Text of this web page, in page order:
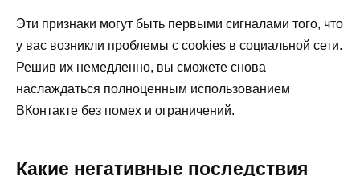
Эти признаки могут быть первыми сигналами того, что
у вас возникли проблемы с cookies в социальной сети.
Решив их немедленно, вы сможете снова
наслаждаться полноценным использованием
ВКонтакте без помех и ограничений.
Какие негативные последствия